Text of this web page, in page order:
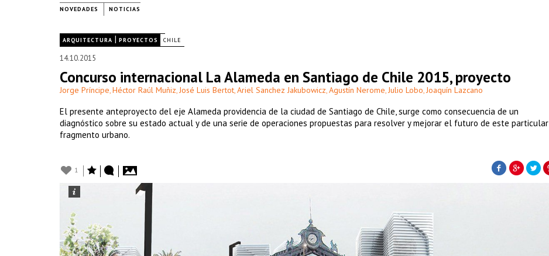
NOVEDADES NOTICIAS
ARQUITECTURA | PROYECTOS CHILE
14.10.2015
Concurso internacional La Alameda en Santiago de Chile 2015, proyecto
Jorge Príncipe, Héctor Raúl Muñiz, José Luis Bertot, Ariel Sanchez Jakubowicz, Agustín Nerome, Julio Lobo, Joaquín Lazcano
El presente anteproyecto del eje Alameda providencia de la ciudad de Santiago de Chile, surge como consecuencia de un
diagnóstico sobre su estado actual y de una serie de operaciones propuestas para resolver y mejorar el futuro de este particular
fragmento urbano.
1